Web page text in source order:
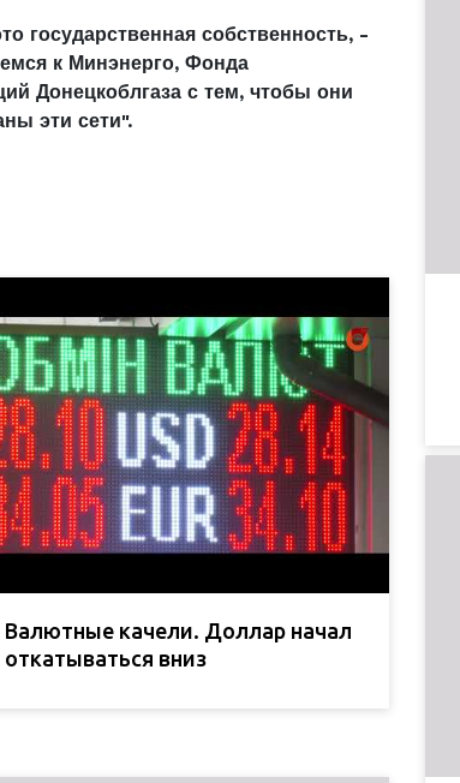
государственная собственность, -
к Минэнерго, Фонда
Донецкоблгаза с тем, чтобы они
эти сети".
Валютные качели. Доллар начал
откатываться вниз